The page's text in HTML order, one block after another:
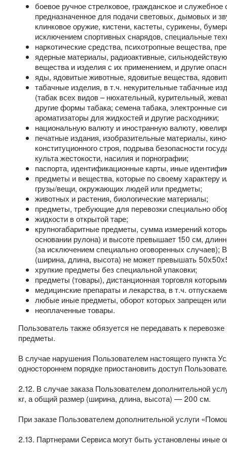
боевое ручное стрелковое, гражданское и
предназначенное для подачи световых, дымовых и
клинковое оружие, кистени, кастеты, сурикены,
исключением спортивных снарядов, специальные
наркотические средства, психотропные вещества,
ядерные материалы, радиоактивные,
вещества и изделия с их применением, и другие
яды, ядовитые животные, ядовитые вещества,
табачные изделия, в т.ч. некурительные табачные
(табак всех видов – нюхательный, курительный,
другие формы табака; семена табака, электронные
ароматизаторы для жидкостей и другие расходники;
национальную валюту и иностранную валюту,
печатные издания, изобразительные материалы,
конституционного строя, подрыва безопасности
культа жестокости, насилия и порнографии;
паспорта, идентификационные карты, иные
предметы и вещества, которые по своему характеру
грузы/вещи, окружающих людей или предметы;
животных и растения, биологические материалы;
предметы, требующие для перевозки специально
жидкости в открытой таре;
крупногабаритные предметы, сумма измерений
основании рулона) и высоте превышает 150 см,
(за исключением специально оговоренных случаев);
(ширина, длина, высота) не может превышать
хрупкие предметы без специальной упаковки;
предметы (товары), дистанционная торговля
медицинские препараты и лекарства, в т.ч.
любые иные предметы, оборот которых запрещен
неоплаченные товары.
Пользователь также обязуется не передавать к
предметы.
В случае нарушения Пользователем настоящего пункта
одностороннем порядке приостановить доступ
2.12. В случае заказа Пользователем дополнительной
кг, а общий размер (ширина, длина, высота) — 200 см.
При заказе Пользователем дополнительной услуги
2.13. Партнерами Сервиса могут быть установлены иные